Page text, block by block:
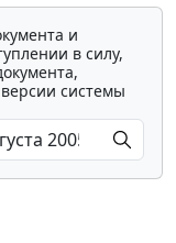
и
в силу,
системы